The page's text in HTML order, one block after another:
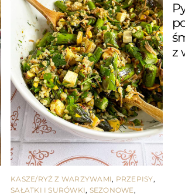
KASZE/RYŻ Z WARZYWAMI, PRZEPISY,
SAŁATKI I SURÓWKI, SEZONOWE ,
z